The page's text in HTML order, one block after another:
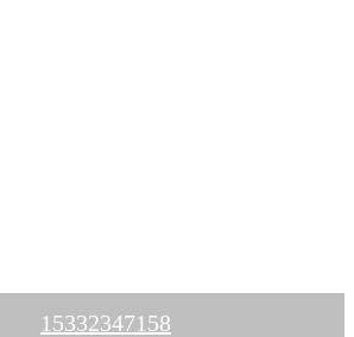
15332347158